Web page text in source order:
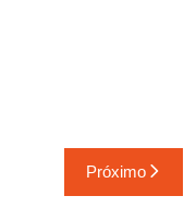
Próximo